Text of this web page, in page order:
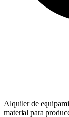
Alquiler de
material para